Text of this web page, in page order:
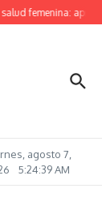
femenina:
agosto 7,
5:24:40 AM